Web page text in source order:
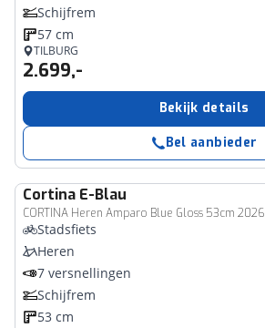
Schijfrem
57 cm
TILBURG
2.699,-
Bekijk details
Bel aanbieder
Cortina E-Blau
CORTINA Heren Amparo Blue Gloss 53cm 2026
Stadsfiets
Heren
7 versnellingen
Schijfrem
53 cm